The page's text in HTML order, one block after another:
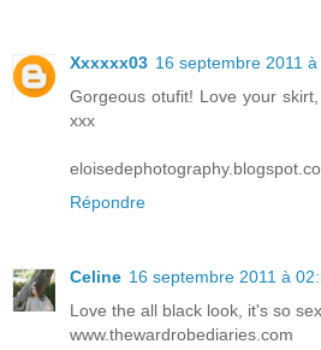
Xxxxxx03 16 septembre 2011 à
Gorgeous otufit! Love your
xxx
Répondre
Celine 16 septembre 2011 à
Love the all black look, it's so
www.thewardrobediaries.com